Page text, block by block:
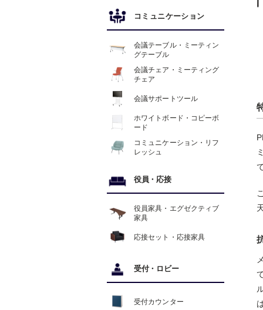
コミュニケーション
会議テーブル・ミーティン
グテーブル
会議チェア・ミーティング
チェア
会議サポートツール
ホワイトボード・コピーボ
ード
コミュニケーション・リフ
レッシュ
役員 ・応接
役員家具・エグゼクティブ
家具
応接セット・応接家具
受付・ ロビー
受付カウンター